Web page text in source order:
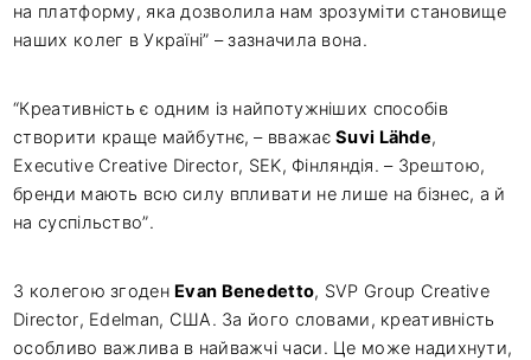
на платформу, яка дозволила нам зрозуміти становище
наших колег в Україні” – зазначила вона.
“Креативність є одним із найпотужніших способів
створити краще майбутнє, – вважаєSuvi Lähde,
Executive Creative Director, SEK, Фінляндія. – Зрештою,
бренди мають всю силу впливати не лише на бізнес, а й
на суспільство”.
З колегою згоден Evan Benedetto, SVP Group Creative
Director, Edelman, США. За його словами, креативність
особливо важлива в найважчі часи. Це може надихнути,